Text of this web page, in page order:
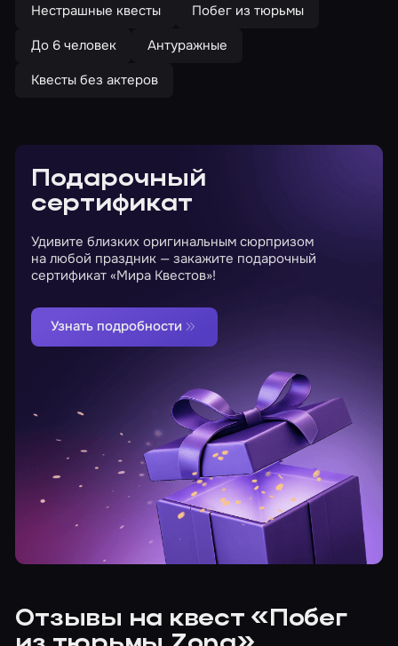
Нестрашные квесты
Побег из тюрьмы
До 6 человек
Антуражные
Квесты без актеров
Подарочный
сертификат
Удивите близких оригинальным сюрпризом
на любой праздник — закажите подарочный
сертификат «Мира Квестов»!
Узнать подробности
Отзывы на квест «Побег